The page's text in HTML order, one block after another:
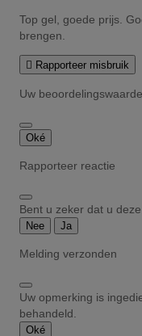
Top gel, goede prijs.
brengen.
 Rapporteer misbruik
Uw
Oké
Rapporteer reactie
Bent u zeker dat u
Nee Ja
Melding verzonden
Uw opmerking is
behandeld.
Oké